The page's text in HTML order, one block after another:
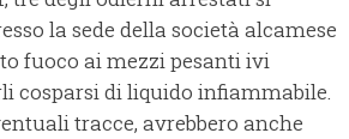
la sede della società alcamese
fuoco ai mezzi pesanti ivi
cosparsi di liquido infiammabile.
tracce, avrebbero anche